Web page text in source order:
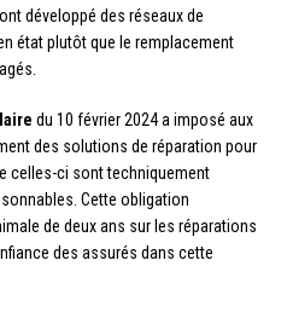
développé des réseaux de
état plutôt que le remplacement
du 10 février 2024 a imposé aux
des solutions de réparation pour
celles-ci sont techniquement
Cette obligation
de deux ans sur les réparations
des assurés dans cette